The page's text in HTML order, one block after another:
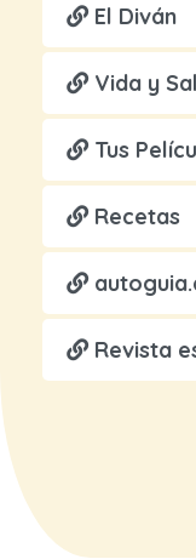
El Diván
Vida y
Tus
Recetas
Revista